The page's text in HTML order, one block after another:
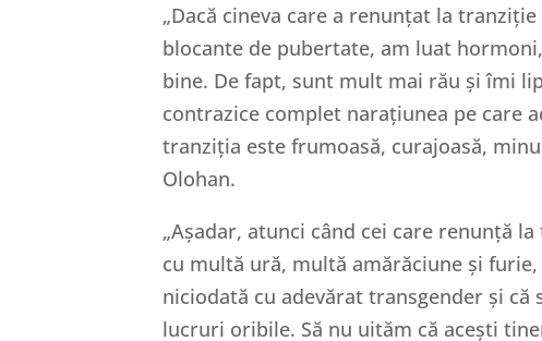
„Dacă cineva care a renunțat la
blocante de pubertate, am luat
bine. De fapt, sunt mult mai rău și îmi
contrazice complet narațiunea pe care
tranziția este frumoasă, curajoasă,
Olohan.
„Așadar, atunci când cei care renunță
cu multă ură, multă amărăciune și
niciodată cu adevărat transgender și
lucruri oribile. Să nu uităm că acești